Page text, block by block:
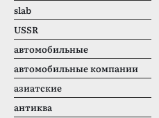
slab
USSR
автомобильные
автомобильные компании
азиатские
антиква